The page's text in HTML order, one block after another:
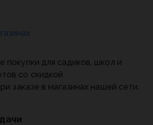
покупки для садиков, школ и
со скидкой
заказе в магазинах нашей сети.